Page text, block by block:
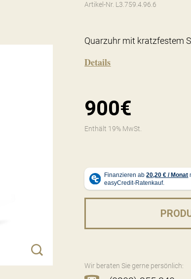
Artikel-Nr. L3.759.4.96.6
Quarzuhr mit kratzfestem
Details
900€
Enthält 19% MwSt.
Wir beraten Sie gerne persönlich: